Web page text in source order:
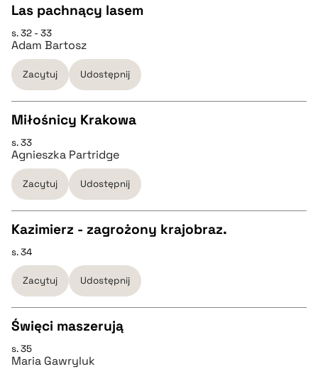
BIBTEX
pobierz cytat
CZYSTY TEKST
pobierz cytat
BIBTEX
pobierz cytat
Las pachnący lasem
s. 32 - 33
Adam Bartosz
Zacytuj Udostępnij
CZYSTY TEKST
pobierz cytat
BIBTEX
pobierz cytat
Miłośnicy Krakowa
s. 33
Agnieszka Partridge
Zacytuj Udostępnij
CZYSTY TEKST
pobierz cytat
BIBTEX
Kazimierz - zagrożony krajobraz.
s. 34
Zacytuj Udostępnij
CZYSTY TEKST
Święci maszerują
s. 35
Maria Gawryluk